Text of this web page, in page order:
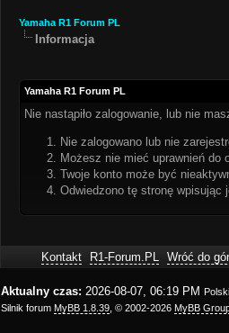
Yamaha R1 Forum PL
Informacja
Yamaha R1 Forum PL
Nie nastąpiło zalogowanie, lub nie
Nie zalogowano lub nie
Możesz nie mieć uprawnień do
Twoje konto może być
Odwiedzono tę stronę wpisując
Kontakt R1-Forum.PL Wróć do
Aktualny czas: 2026-08-07, 06:19 PM
Silnik forum MyBB 1.8.39 , © 2002-2026 MyBB